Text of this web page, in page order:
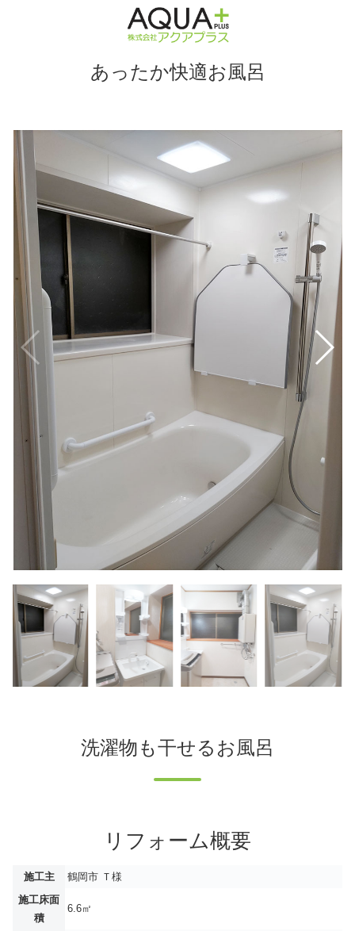
あったか快適お風呂
洗濯物も干せるお風呂
リフォーム概要
施工主
鶴岡市 Ｔ様
施工床面
積
6.6㎡